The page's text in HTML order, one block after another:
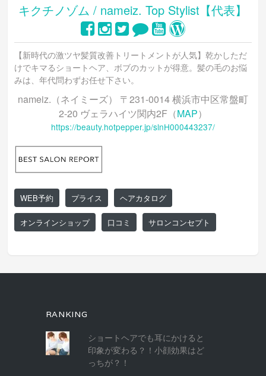
キクチノゾム / nameiz. Top Stylist【代表】
【新時代の激ツヤ髪質改善トリートメントが人気】乾かしただ
けでキマるショートヘア、ボブのカットが得意。髪の毛のお悩
みは、年代問わずお任せ下さい。
nameiz.（ネイミーズ） 〒231-0014 横浜市中区常盤町
2-20 ヴェラハイツ関内2F（MAP）
https://beauty.hotpepper.jp/slnH000443237/
WEB予約 プライス ヘアカタログ
オンラインショップ 口コミ サロンコンセプト
RANKING
ショートヘアでも耳にかけると
印象が変わる？！小顔効果はど
っちが？！